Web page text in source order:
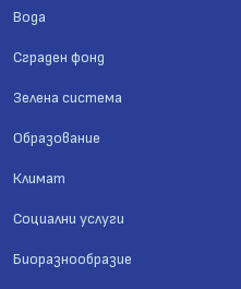
Вода
Сграден фонд
Зелена система
Образование
Климат
Социални услуги
Биоразнообразие